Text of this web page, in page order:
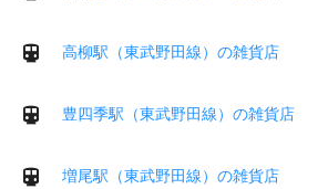
高柳駅（東武野田線）の雑貨店
豊四季駅（東武野田線）の雑貨店
増尾駅（東武野田線）の雑貨店